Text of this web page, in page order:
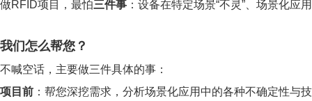
做RFID项目，最怕三件事 ：设备在特定场景“不灵”、场景化
我们怎么帮您？
不喊空话，主要做三件具体的事：
项目前 ：帮您深挖需求，分析场景化应用中的各种不确定性与